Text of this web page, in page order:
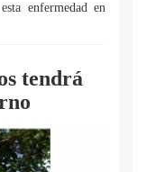
enfermedad en
tendrá